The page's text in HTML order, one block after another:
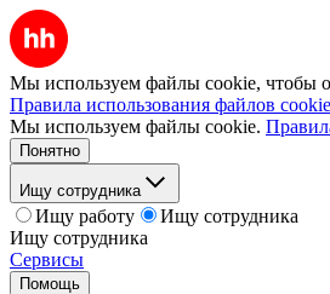
Мы используем файлы cookie, чтобы
Правила использования файлов cookie
Мы используем файлы cookie.
Понятно
Ищу сотрудника
Ищу работу
Ищу сотрудника
Ищу сотрудника
Сервисы
Помощь